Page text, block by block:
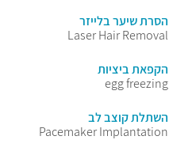
הסרת שיער בלייזר
Laser Hair Removal
הקפאת ביציות
egg freezing
השתלת קוצב לב
Pacemaker Implantation